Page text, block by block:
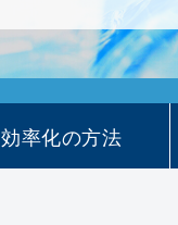
効率化の方法